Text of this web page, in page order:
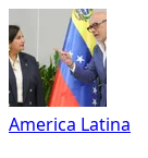
America Latina